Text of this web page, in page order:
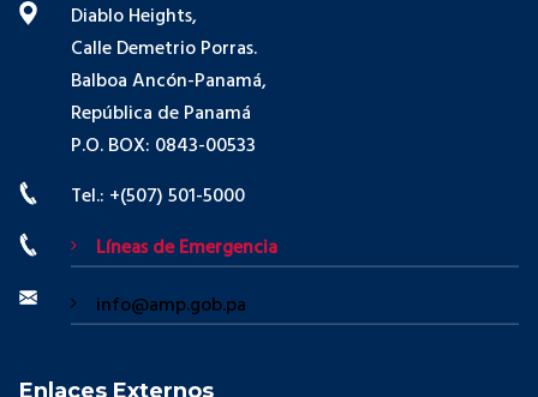
Diablo Heights,
Calle Demetrio Porras.
Balboa Ancón-Panamá,
República de Panamá
P.O. BOX: 0843-00533
Tel.: +(507) 501-5000
Líneas de Emergencia
info@amp.gob.pa
Enlaces Externos